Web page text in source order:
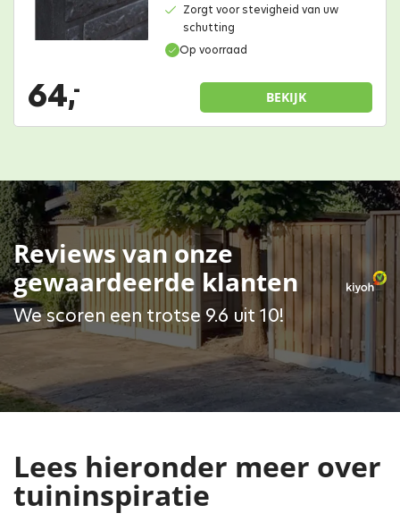
Op voorraad
Zorgt voor stevigheid van uw
schutting
64,- BEKIJK
Reviews van onze
gewaardeerde klanten
We scoren een trotse 9.6 uit 10!
Lees hieronder meer over
tuininspiratie